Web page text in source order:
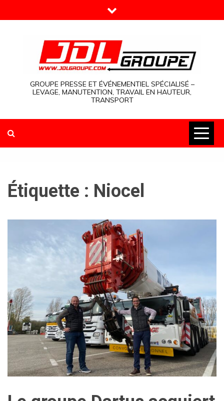
to
GROUPE PRESSE ET ÉVÉNEMENTIEL SPÉCIALISÉ –
LEVAGE, MANUTENTION, TRAVAIL EN HAUTEUR,
TRANSPORT
Étiquette : Niocel